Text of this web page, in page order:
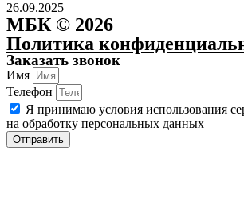
26.09.2025
МБК © 2026
Политика
Заказать звонок
Имя
Телефон
Я принимаю условия использования
на обработку персональных данных
Отправить